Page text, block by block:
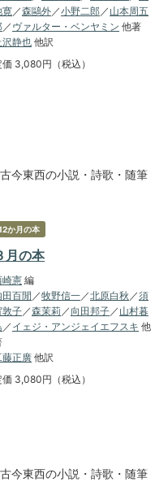
寛／森鷗外／小野二郎／ 山本周五
／ ヴァルター・ベンヤミン 他著
沢静也 他訳
価 3,080円（税込）
今東西の小説・詩歌・随筆
か月の本
月の本
崎憲 編
田百閒 ／牧野信一 ／北原白秋 ／須
敦子 ／森茉莉 ／向田邦子 ／ 山村暮
／ イェジ・アンジェイエフスキ 他
藤正廣 他訳
価 3,080円（税込）
今東西の小説・詩歌・随筆